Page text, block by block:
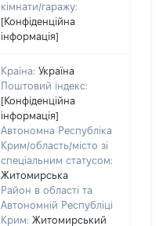
кімнати/гаражу:
[Конфіденційна
інформація]
Країна: Україна
Поштовий індекс:
[Конфіденційна
інформація]
Автономна Республіка
Крим/область/місто зі
спеціальним статусом:
Житомирська
Район в області та
Автономній Республіці
Крим: Житомирський